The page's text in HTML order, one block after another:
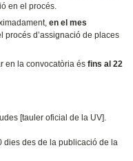
en el procés.
en el mes
procés d’assignació de places
en la convocatòria ésfins al 22
[tauler oficial de la UV].
dies des de la publicació de la